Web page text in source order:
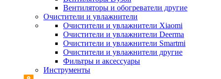
Вентиляторы и обогреватели другие
Очистители и увлажнители
Очистители и увлажнители Xiaomi
Очистители и увлажнители Deerma
Очистители и увлажнители Smartmi
Очистители и увлажнители другие
Фильтры и аксессуары
Инструменты